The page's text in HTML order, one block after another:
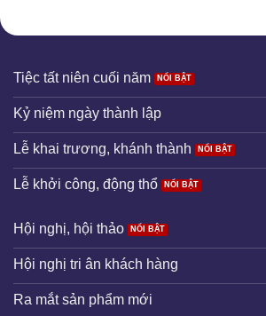
Tiệc tất niên cuối năm
Kỷ niệm ngày thành lập
Lễ khai trương, khánh thành
Lễ khởi công, động thổ
Hội nghị, hội thảo
Hội nghị tri ân khách hàng
Ra mắt sản phẩm mới